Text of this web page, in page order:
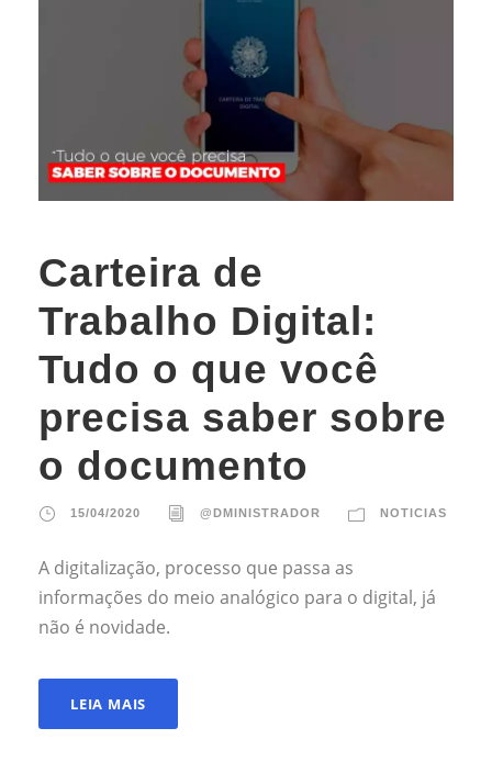
Carteira de
Trabalho Digital:
Tudo o que você
precisa saber sobre
o documento
15/04/2020 @DMINISTRADOR NOTICIAS
A digitalização, processo que passa as
informações do meio analógico para o digital, já
não é novidade.
LEIA MAIS